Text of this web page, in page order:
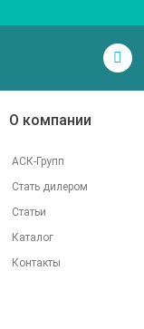
О компании
АСК-Групп
Стать дилером
Статьи
Каталог
Контакты